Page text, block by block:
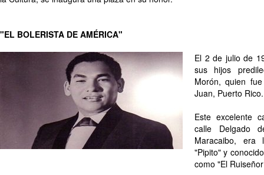
"EL BOLERISTA DE AMÉRICA"
El 2 de julio de
sus hijos
Morón, quien
Juan, Puerto Rico.
Este excelente
calle Delgado
Maracaibo, era
"Pipito" y
como "El